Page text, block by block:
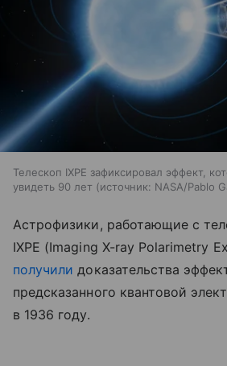
Телескоп IXPE зафиксировал эффект,
увидеть 90 лет
источник: NASA/Pablo
Астрофизики, работающие с
IXPE (Imaging X-ray Polarimetry
получили доказательства
предсказанного квантовой
в 1936 году.